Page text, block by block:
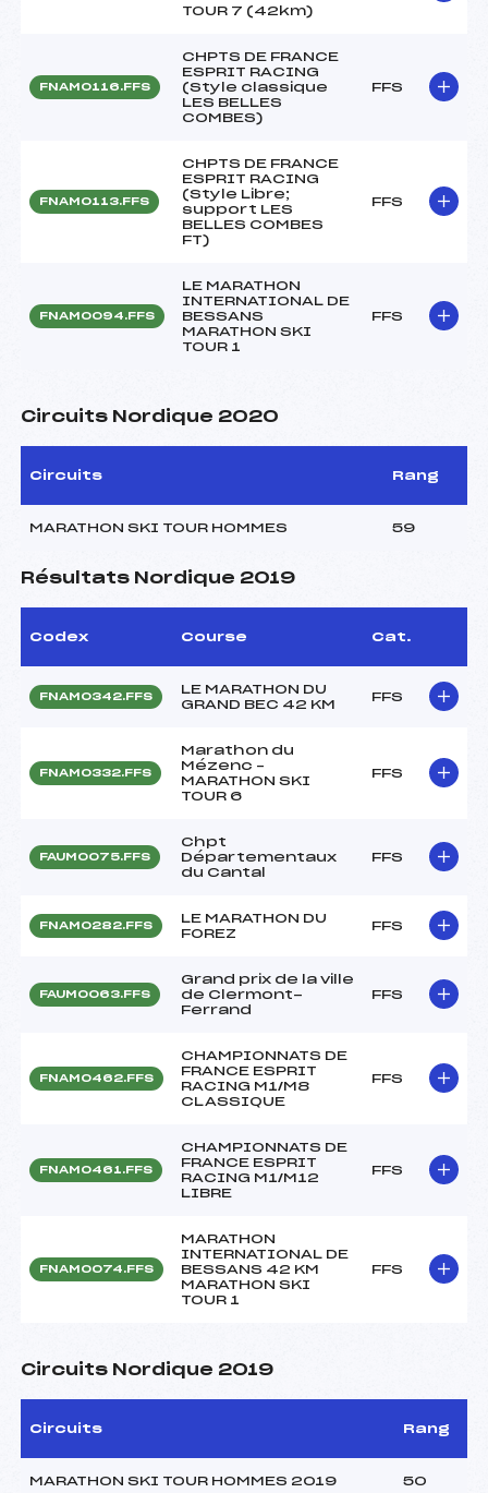
TOUR 7 (42km)
FNAM0116.FFS
CHPTS DE FRANCE
ESPRIT RACING
(Style classique
LES BELLES
COMBES)
FFS
FNAM0113.FFS
CHPTS DE FRANCE
ESPRIT RACING
(Style Libre;
support LES
BELLES COMBES
FT)
FFS
FNAM0094.FFS
LE MARATHON
INTERNATIONAL DE
BESSANS
MARATHON SKI
TOUR 1
FFS
Circuits Nordique 2020
Circuits Rang
MARATHON SKI TOUR HOMMES 59
Résultats Nordique 2019
Codex Course Cat.
FNAM0342.FFS
LE MARATHON DU
GRAND BEC 42 KM
FFS
FNAM0332.FFS
Marathon du
Mézenc –
MARATHON SKI
TOUR 6
FFS
FAUM0075.FFS
Chpt
Départementaux
du Cantal
FFS
FNAM0282.FFS
LE MARATHON DU
FOREZ
FFS
FAUM0063.FFS
Grand prix de la ville
de Clermont-
Ferrand
FFS
FNAM0462.FFS
CHAMPIONNATS DE
FRANCE ESPRIT
RACING M1/M8
CLASSIQUE
FFS
FNAM0461.FFS
CHAMPIONNATS DE
FRANCE ESPRIT
RACING M1/M12
LIBRE
FFS
FNAM0074.FFS
MARATHON
INTERNATIONAL DE
BESSANS 42 KM
MARATHON SKI
TOUR 1
FFS
Circuits Nordique 2019
Circuits Rang
MARATHON SKI TOUR HOMMES 2019 50